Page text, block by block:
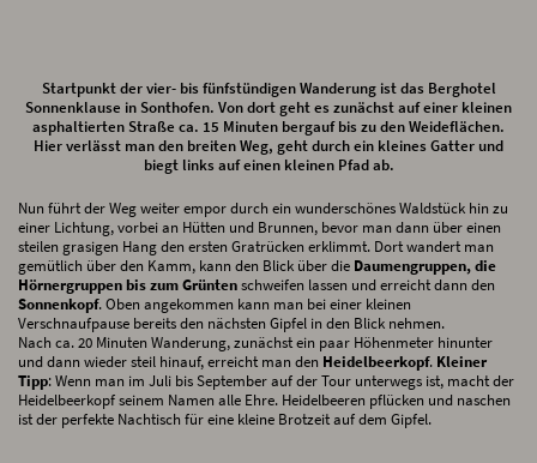
Startpunkt der vier- bis fünfstündigen Wanderung ist das Berghotel
Sonnenklause in Sonthofen. Von dort geht es zunächst auf einer kleinen
asphaltierten Straße ca. 15 Minuten bergauf bis zu den Weideflächen.
Hier verlässt man den breiten Weg, geht durch ein kleines Gatter und
biegt links auf einen kleinen Pfad ab.
Nun führt der Weg weiter empor durch ein wunderschönes Waldstück hin zu
einer Lichtung, vorbei an Hütten und Brunnen, bevor man dann über einen
steilen grasigen Hang den ersten Gratrücken erklimmt. Dort wandert man
gemütlich über den Kamm, kann den Blick über die Daumengruppen, die
Hörnergruppen bis zum Grüntenschweifen lassen und erreicht dann den
Sonnenkopf. Oben angekommen kann man bei einer kleinen
Verschnaufpause bereits den nächsten Gipfel in den Blick nehmen.
Nach ca. 20 Minuten Wanderung, zunächst ein paar Höhenmeter hinunter
und dann wieder steil hinauf, erreicht man den Heidelbeerkopf. Kleiner
Tipp: Wenn man im Juli bis September auf der Tour unterwegs ist, macht der
Heidelbeerkopf seinem Namen alle Ehre. Heidelbeeren pflücken und naschen
ist der perfekte Nachtisch für eine kleine Brotzeit auf dem Gipfel.